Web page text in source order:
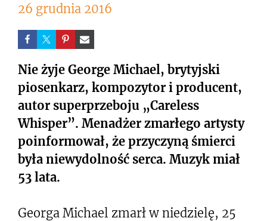
26 grudnia 2016
Nie żyje George Michael, brytyjski
piosenkarz, kompozytor i producent,
autor superprzeboju „Careless
Whisper”. Menadżer zmarłego artysty
poinformował, że przyczyną śmierci
była niewydolność serca. Muzyk miał
53 lata.
Georga Michael zmarł w niedzielę, 25